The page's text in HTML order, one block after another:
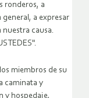
ronderos, a
a expresar
causa.
miembros de su
caminata y
y hospedaje,